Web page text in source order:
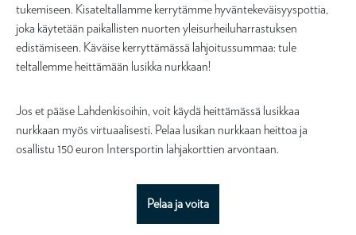
tukemiseen. Kisateltallamme kerrytämme hyväntekeväisyyspottia,
joka käytetään paikallisten nuorten yleisurheiluharrastuksen
edistämiseen. Käväise kerryttämässä lahjoitussummaa: tule
teltallemme heittämään lusikka nurkkaan!
Jos et pääse Lahdenkisoihin, voit käydä heittämässä lusikkaa
nurkkaan myös virtuaalisesti. Pelaa lusikan nurkkaan heittoa ja
osallistu 150 euron Intersportin lahjakorttien arvontaan.
Pelaa ja voita